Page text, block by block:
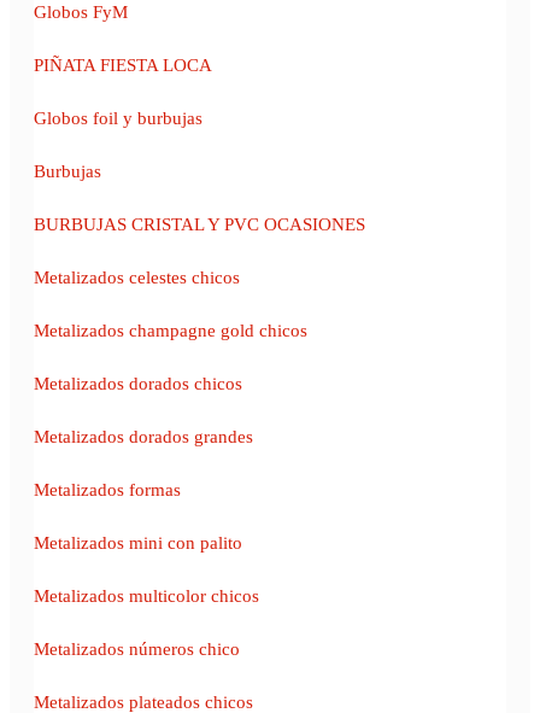
Globos FyM
PIÑATA FIESTA LOCA
Globos foil y burbujas
Burbujas
BURBUJAS CRISTAL Y PVC OCASIONES
Metalizados celestes chicos
Metalizados champagne gold chicos
Metalizados dorados chicos
Metalizados dorados grandes
Metalizados formas
Metalizados mini con palito
Metalizados multicolor chicos
Metalizados números chico
Metalizados plateados chicos